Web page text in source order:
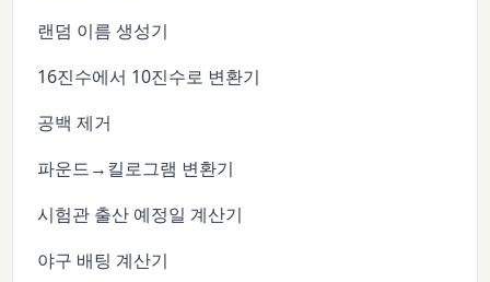
랜덤 이름 생성기
16진수에서 10진수로 변환기
공백 제거
파운드→킬로그램 변환기
시험관 출산 예정일 계산기
야구 배팅 계산기